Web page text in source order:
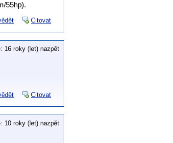
55hp).
Citovat
16 roky (let) nazpět
Citovat
10 roky (let) nazpět